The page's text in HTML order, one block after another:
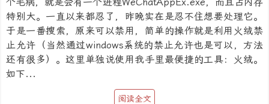
特别大。一直以来都忍了，昨晚实在是忍不住想要处理它。
于是一番搜索，原来可以禁用，简单的操作就是利用火绒禁
止允许（当然通过windows系统的禁止允许也是可以，方法
还有很多）。这里单独说使用我手里最便捷的工具：火绒。
如下...
阅读全文